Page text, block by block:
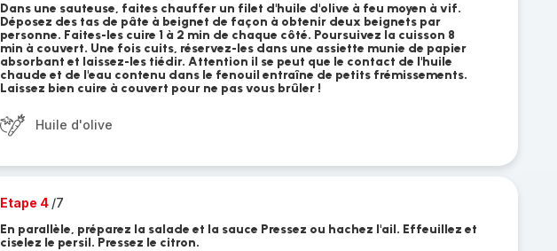
Dans une sauteuse, faites chauffer un filet d'huile d'olive à feu moyen à vif.
Déposez des tas de pâte à beignet de façon à obtenir deux beignets par
personne. Faites-les cuire 1 à 2 min de chaque côté. Poursuivez la cuisson 8
min à couvert. Une fois cuits, réservez-les dans une assiette munie de papier
absorbant et laissez-les tiédir. Attention il se peut que le contact de l'huile
chaude et de l'eau contenu dans le fenouil entraîne de petits frémissements.
Laissez bien cuire à couvert pour ne pas vous brûler !
Huile d'olive
Etape 4 /7
En parallèle, préparez la salade et la sauce Pressez ou hachez l'ail. Effeuillez et
ciselez le persil. Pressez le citron.